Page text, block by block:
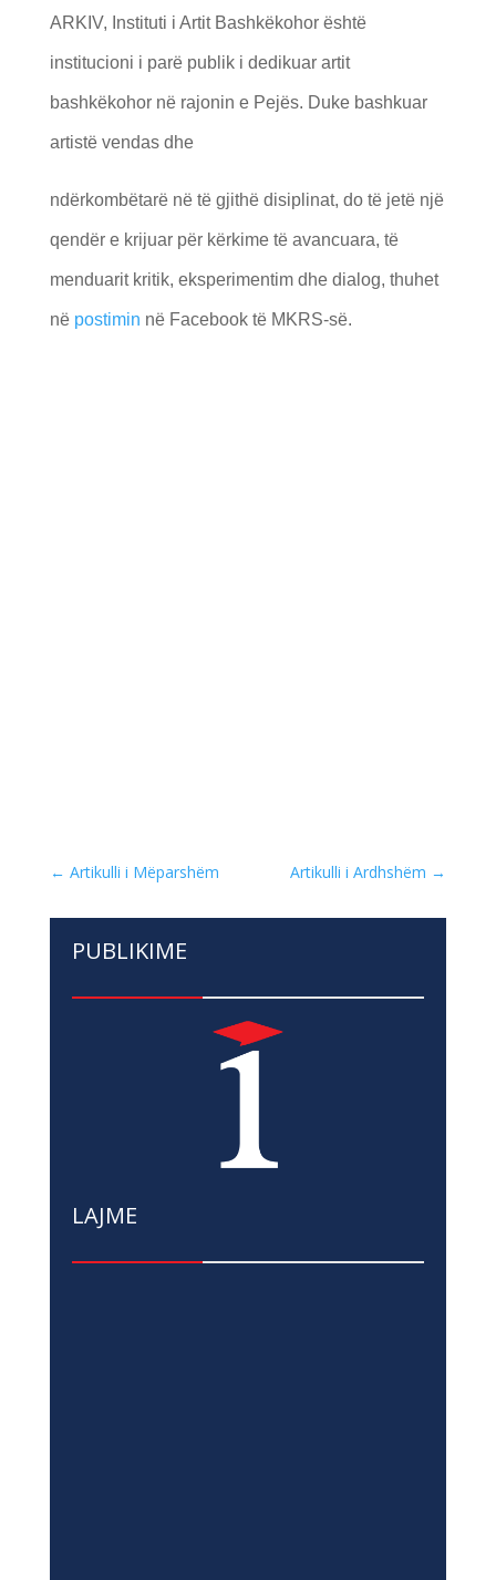
ARKIV, Instituti i Artit Bashkëkohor është
institucioni i parë publik i dedikuar artit
bashkëkohor në rajonin e Pejës. Duke bashkuar
artistë vendas dhe
ndërkombëtarë në të gjithë disiplinat, do të jetë një
qendër e krijuar për kërkime të avancuara, të
menduarit kritik, eksperimentim dhe dialog, thuhet
në postimin në Facebook të MKRS-së.
← Artikulli i Mëparshëm Artikulli i Ardhshëm →
PUBLIKIME
LAJME